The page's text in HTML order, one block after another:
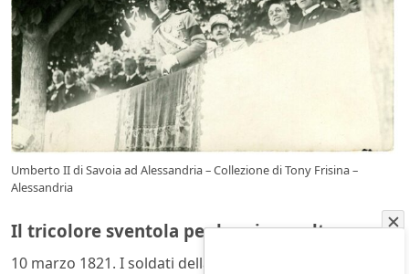
Umberto II di Savoia ad Alessandria – Collezione di Tony Frisina –
Alessandria
Il tricolore sventola per la prima volta
10 marzo 1821. I soldati della guarnigione piemontese